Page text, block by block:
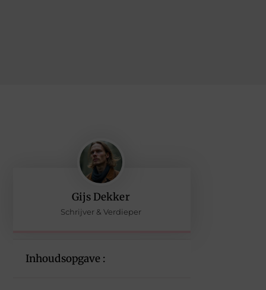
Gijs Dekker
Schrijver & Verdieper
Inhoudsopgave :